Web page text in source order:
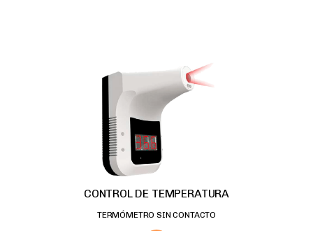
CONTROL DE TEMPERATURA
TERMÓMETRO SIN CONTACTO